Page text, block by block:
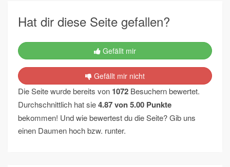
Hat dir diese Seite gefallen?
Gefällt mir
Gefällt mir nicht
Die Seite wurde bereits von 1072 Besuchern bewertet.
Durchschnittlich hat sie4.87von5.00 Punkte
bekommen! Und wie bewertest du die Seite? Gib uns
einen Daumen hoch bzw. runter.